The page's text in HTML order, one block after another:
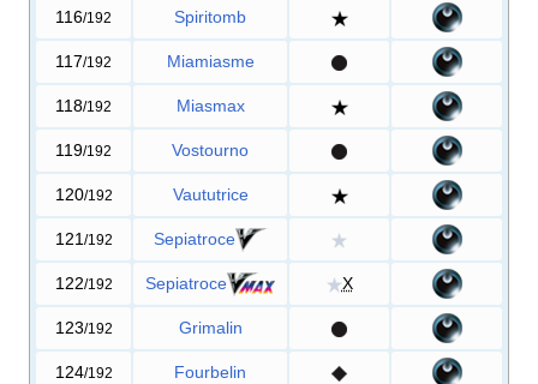
116/192 Spiritomb
117/192 Miamiasme
118/192 Miasmax
119/192 Vostourno
120/192 Vaututrice
121 /192 Sepiatroce
122/192 Sepiatroce X
123/192 Grimalin
124/192 Fourbelin